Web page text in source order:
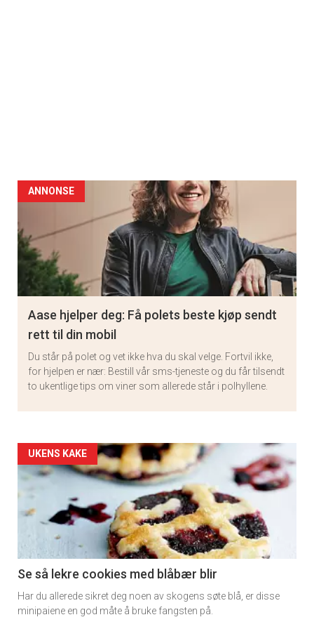
ANNONSE
Aase hjelper deg: Få polets beste kjøp sendt
rett til din mobil
Du står på polet og vet ikke hva du skal velge. Fortvil ikke,
for hjelpen er nær: Bestill vår sms-tjeneste og du får tilsendt
to ukentlige tips om viner som allerede står i polhyllene.
Artikler
detail
-
section
11
UKENS KAKE
Se så lekre cookies med blåbær blir
Har du allerede sikret deg noen av skogens søte blå, er disse
minipaiene en god måte å bruke fangsten på.